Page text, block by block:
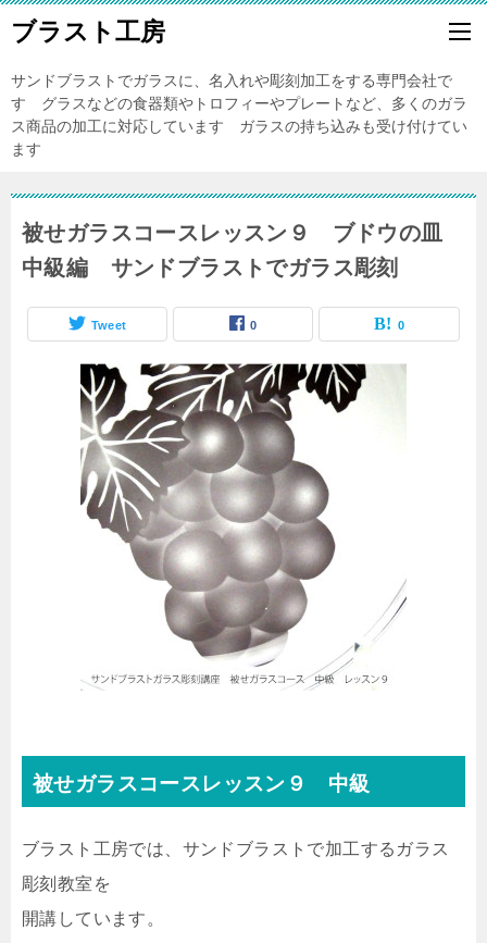
ブラスト工房
サンドブラストでガラスに、名入れや彫刻加工をする専門会社で
す グラスなどの食器類やトロフィーやプレートなど、多くのガラ
ス商品の加工に対応しています ガラスの持ち込みも受け付けてい
ます
被せガラスコースレッスン９ ブドウの皿
中級編 サンドブラストでガラス彫刻
Tweet 0 0
被せガラスコースレッスン９ 中級
ブラスト工房では、サンドブラストで加工するガラス
彫刻教室を
開講しています。